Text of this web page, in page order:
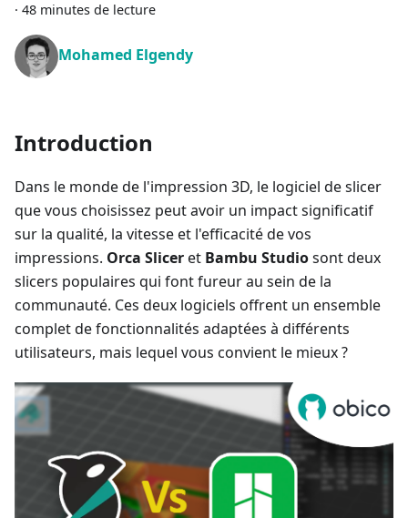
· 48 minutes de lecture
Mohamed Elgendy
Introduction
Dans le monde de l'impression 3D, le logiciel de slicer
que vous choisissez peut avoir un impact significatif
sur la qualité, la vitesse et l'efficacité de vos
impressions. Orca Sliceret Bambu Studiosont deux
slicers populaires qui font fureur au sein de la
communauté. Ces deux logiciels offrent un ensemble
complet de fonctionnalités adaptées à différents
utilisateurs, mais lequel vous convient le mieux ?